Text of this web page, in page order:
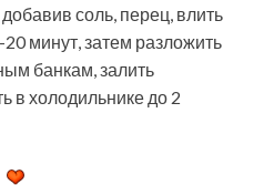
соль, перец, влить
20 минут, затем разложить
банкам, залить
в холодильнике до 2